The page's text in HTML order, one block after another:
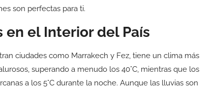
son perfectas para ti.
en el Interior del País
ciudades como Marrakech y Fez, tiene un clima más
superando a menudo los 40°C, mientras que los
a los 5°C durante la noche. Aunque las lluvias son